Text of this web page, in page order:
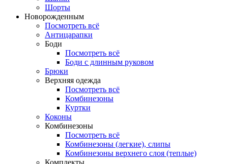
Шорты
Новорожденным
Посмотреть всё
Антицарапки
Боди
Посмотреть всё
Боди с длинным руковом
Брюки
Верхняя одежда
Посмотреть всё
Комбинезоны
Куртки
Коконы
Комбинезоны
Посмотреть всё
Комбинезоны (легкие), слипы
Комбинезоны верхнего слоя (теплые)
Комплекты